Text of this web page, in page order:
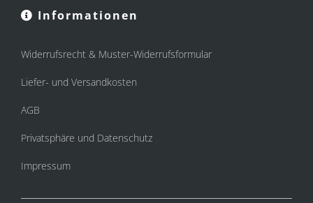
Informationen
Widerrufsrecht & Muster-Widerrufsformular
Liefer- und Versandkosten
AGB
Privatsphäre und Datenschutz
Impressum